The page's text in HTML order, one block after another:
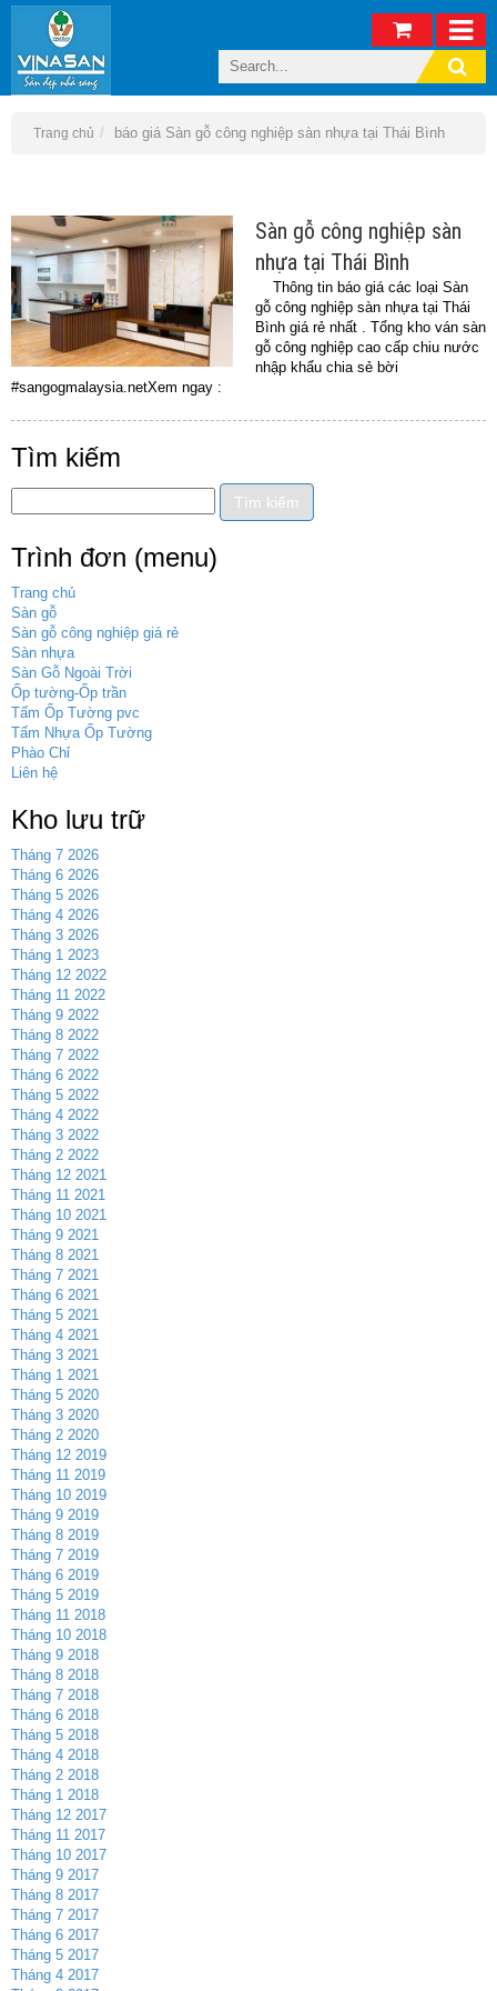
Trang chủ báo giá Sàn gỗ công nghiệp sàn nhựa tại Thái Bình
Sàn gỗ công nghiệp sàn
nhựa tại Thái Bình
Thông tin báo giá các loại Sàn
gỗ công nghiệp sàn nhựa tại Thái
Bình giá rẻ nhất . Tổng kho ván sàn
gỗ công nghiệp cao cấp chiu nước
nhập khẩu chia sẻ bời
#sangogmalaysia.netXem ngay :
Tìm kiếm
Trình đơn (menu)
Trang chủ
Sàn gỗ
Sàn gỗ công nghiệp giá rẻ
Sàn nhựa
Sàn Gỗ Ngoài Trời
Ốp tường-Ốp trần
Tấm Ốp Tường pvc
Tấm Nhựa Ốp Tường
Phào Chỉ
Liên hệ
Kho lưu trữ
Tháng 7 2026
Tháng 6 2026
Tháng 5 2026
Tháng 4 2026
Tháng 3 2026
Tháng 1 2023
Tháng 12 2022
Tháng 11 2022
Tháng 9 2022
Tháng 8 2022
Tháng 7 2022
Tháng 6 2022
Tháng 5 2022
Tháng 4 2022
Tháng 3 2022
Tháng 2 2022
Tháng 12 2021
Tháng 11 2021
Tháng 10 2021
Tháng 9 2021
Tháng 8 2021
Tháng 7 2021
Tháng 6 2021
Tháng 5 2021
Tháng 4 2021
Tháng 3 2021
Tháng 1 2021
Tháng 5 2020
Tháng 3 2020
Tháng 2 2020
Tháng 12 2019
Tháng 11 2019
Tháng 10 2019
Tháng 9 2019
Tháng 8 2019
Tháng 7 2019
Tháng 6 2019
Tháng 5 2019
Tháng 11 2018
Tháng 10 2018
Tháng 9 2018
Tháng 8 2018
Tháng 7 2018
Tháng 6 2018
Tháng 5 2018
Tháng 4 2018
Tháng 2 2018
Tháng 1 2018
Tháng 12 2017
Tháng 11 2017
Tháng 10 2017
Tháng 9 2017
Tháng 8 2017
Tháng 7 2017
Tháng 6 2017
Tháng 5 2017
Tháng 4 2017